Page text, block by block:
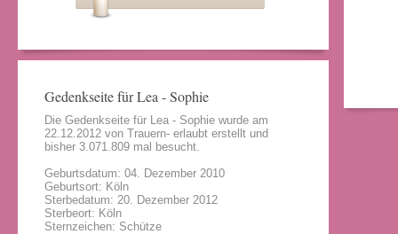
Gedenkseite für Lea - Sophie
Die Gedenkseite für Lea - Sophie wurde am
22.12.2012 von Trauern- erlaubt erstellt und
bisher 3.071.809 mal besucht.
Geburtsdatum: 04. Dezember 2010
Geburtsort: Köln
Sterbedatum: 20. Dezember 2012
Sterbeort: Köln
Sternzeichen: Schütze